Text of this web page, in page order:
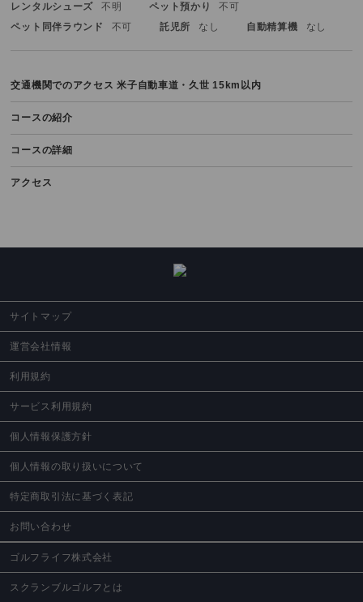
レンタルシューズ
不明 ペット預かり
不可
ペット同伴ラウンド
不可 託児所 なし 自動精算機 なし
交通機関でのアクセス米子自動車道・久世 15km以内
コースの紹介
コースの詳細
アクセス
サイトマップ
運営会社情報
利用規約
サービス利用規約
個人情報保護方針
個人情報の取り扱いについて
特定商取引法に基づく表記
お問い合わせ
ゴルフライフ株式会社
スクランブルゴルフとは